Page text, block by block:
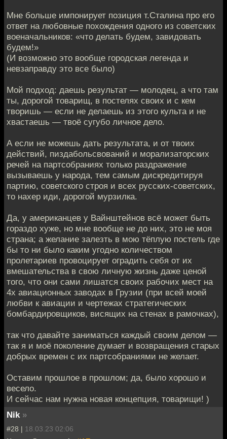
Мне больше импонирует позиция т.Сталина про его
ответ на любовные похождения одного из советских
военачальников: «что делать будем, завидовать
будем!»
(И возможно это вообще городская легенда и
невзаправду это все было)
Мой подход: даешь результат — молодец, а что там
ты, дорогой товарищ, в постелях своих и с кем
творишь — если не делаешь из этого культа и не
хвастаешь — твоё сугубо личное дело.
А если не можешь дать результата, и от твоих
действий, пиздабольсвований и морализаторских
речей на партсобраниях только раздражение
вызываешь у народа, тем самым дискредитируя
партию, советского строя и всех русских-советских,
то нахер иди, дорогой мурзилка.
Да, у американцев у Вайнштейнов всё может быть
гораздо хуже, но мне вообще не до них, это не моя
страна; а желание залезть в мою тёплую постель где
бы то ни было каким угодно количеством
пролетариев провоцирует оградить себя от их
вмешательства в свою личную жизнь даже ценой
того, что они сами лишатся своих рабочих мест на
4х авиационных заводах в Грузии (при всей моей
любви к авиации и чертежах стратегических
бомбардировщиков, висящих на стенах в рамочках),
так что давайте заниматься каждый своим делом —
так я и моё поколение думает и возвращения старых
добрых времен с их партсобраниями не желает.
Оставим прошлое в прошлом; да, было хорошо и
весело.
И сейчас нам нужна новая концепция, товарищи! )
Nik »
#28 | 18.03.23 02:06